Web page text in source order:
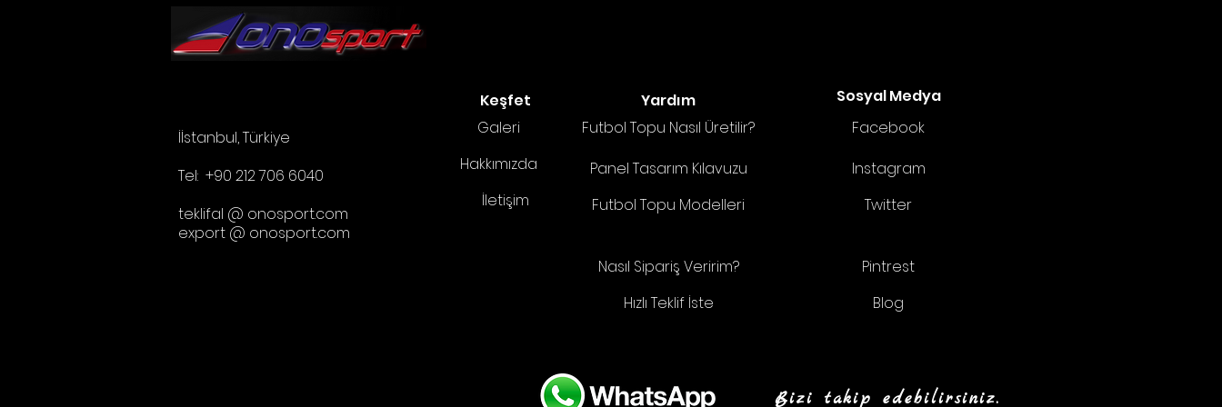
Tanıtımınızı Yapın!
İİstanbul, Türkiye
Tel: +90 212 706 6040
teklifal @ onosport.com
export @ onosport.com
Keşfet
Galeri
Hakkımızda
İletişim
Yardım
Futbol Topu Nasıl Üretilir?
Panel Tasarım Kılavuzu
Futbol Topu Modelleri
Nasıl Sipariş Veririm?
Hızlı Teklif İste
Sosyal Medya
Facebook
Instagram
Twitter
Pintrest
Blog
Bizi takip edebilirsiniz.